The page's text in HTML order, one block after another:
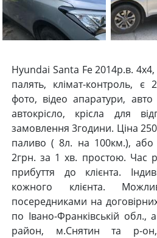
Hyundai Santa Fe 2014р.в.
палять, клімат-контроль, є
фото, відео апаратури,
автокрісло, крісла для
замовлення 3години. Ціна
паливо ( 8л. на 100км.), або
2грн. за 1 хв. простою. Час
прибуття до клієнта.
кожного клієнта.
посередниками на
по Івано-Франківській
район, м.Снятин та р-